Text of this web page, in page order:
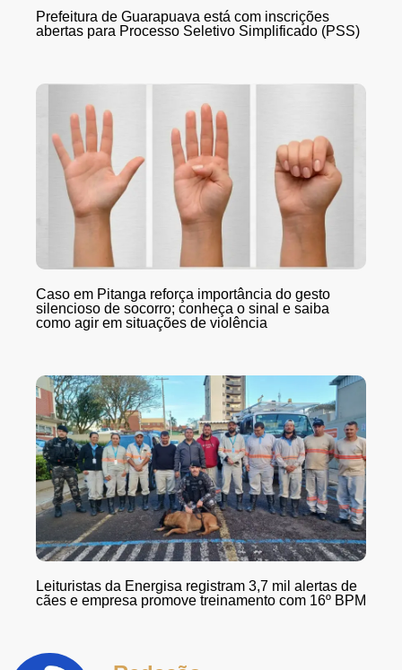
Prefeitura de Guarapuava está com inscrições
abertas para Processo Seletivo Simplificado (PSS)
Caso em Pitanga reforça importância do gesto
silencioso de socorro; conheça o sinal e saiba
como agir em situações de violência
Leituristas da Energisa registram 3,7 mil alertas de
cães e empresa promove treinamento com 16º BPM